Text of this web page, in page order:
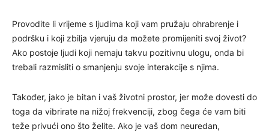
Provodite li vrijeme s ljudima koji vam pružaju ohrabrenje i
podršku i koji zbilja vjeruju da možete promijeniti svoj život?
Ako postoje ljudi koji nemaju takvu pozitivnu ulogu, onda bi
trebali razmisliti o smanjenju svoje interakcije s njima.
Također, jako je bitan i vaš životni prostor, jer može dovesti do
toga da vibrirate na nižoj frekvenciji, zbog čega će vam biti
teže privući ono što želite. Ako je vaš dom neuredan,